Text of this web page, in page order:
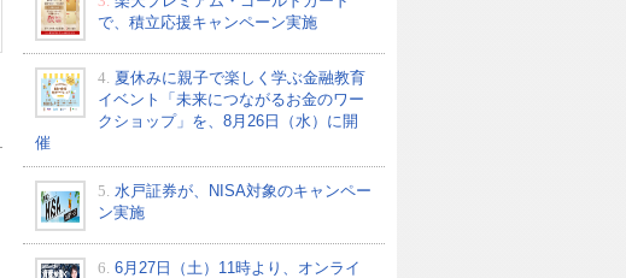
で、積立応援キャンペーン実施
4. 夏休みに親子で楽しく学ぶ金融教育
イベント「未来につながるお金のワー
クショップ」を、8月26日（水）に開
催
5. 水戸証券が、NISA対象のキャンペー
ン実施
6. 6月27日（土）11時より、オンライ